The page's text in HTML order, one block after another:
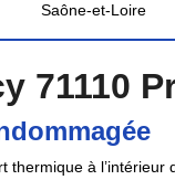
Saône-et-Loire
71110
à